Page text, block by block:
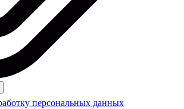
персональных данных